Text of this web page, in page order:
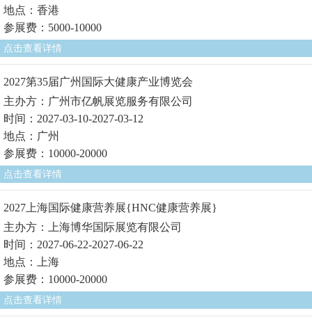
地点：香港
参展费：5000-10000
点击查看详情
2027第35届广州国际大健康产业博览会
主办方：广州市亿帆展览服务有限公司
时间：2027-03-10-2027-03-12
地点：广州
参展费：10000-20000
点击查看详情
2027上海国际健康营养展{HNC健康营养展}
主办方：上海博华国际展览有限公司
时间：2027-06-22-2027-06-22
地点：上海
参展费：10000-20000
点击查看详情